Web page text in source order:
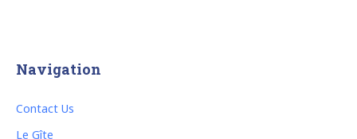
Navigation
Contact Us
Le Gîte